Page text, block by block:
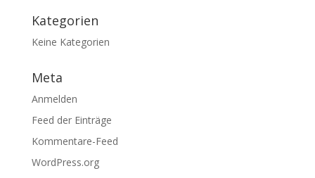
Kategorien
Keine Kategorien
Meta
Anmelden
Feed der Einträge
Kommentare-Feed
WordPress.org